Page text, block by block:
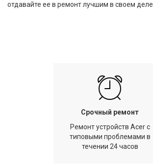
отдавайте ее в ремонт лучшим в своем деле.
Срочный ремонт
Ремонт устройств Acer с
типовыми проблемами в
течении 24 часов